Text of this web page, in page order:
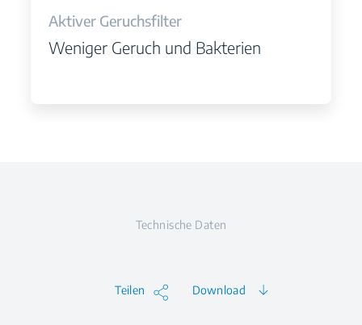
Aktiver Geruchsfilter
Weniger Geruch und Bakterien
Technische Daten
Teilen Download